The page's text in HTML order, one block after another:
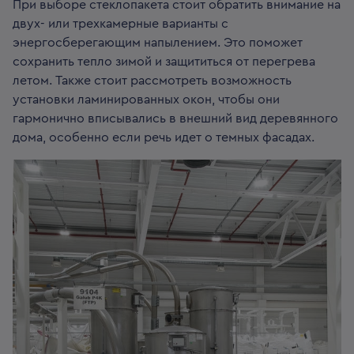
При выборе стеклопакета стоит обратить внимание на
двух- или трехкамерные варианты с
энергосберегающим напылением. Это поможет
сохранить тепло зимой и защититься от перегрева
летом. Также стоит рассмотреть возможность
установки ламинированных окон, чтобы они
гармонично вписывались в внешний вид деревянного
дома, особенно если речь идет о темных фасадах.